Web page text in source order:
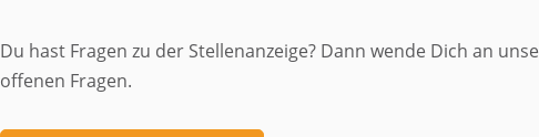
Du hast Fragen zu der Stellenanzeige? Dann wende Dich an
offenen Fragen.